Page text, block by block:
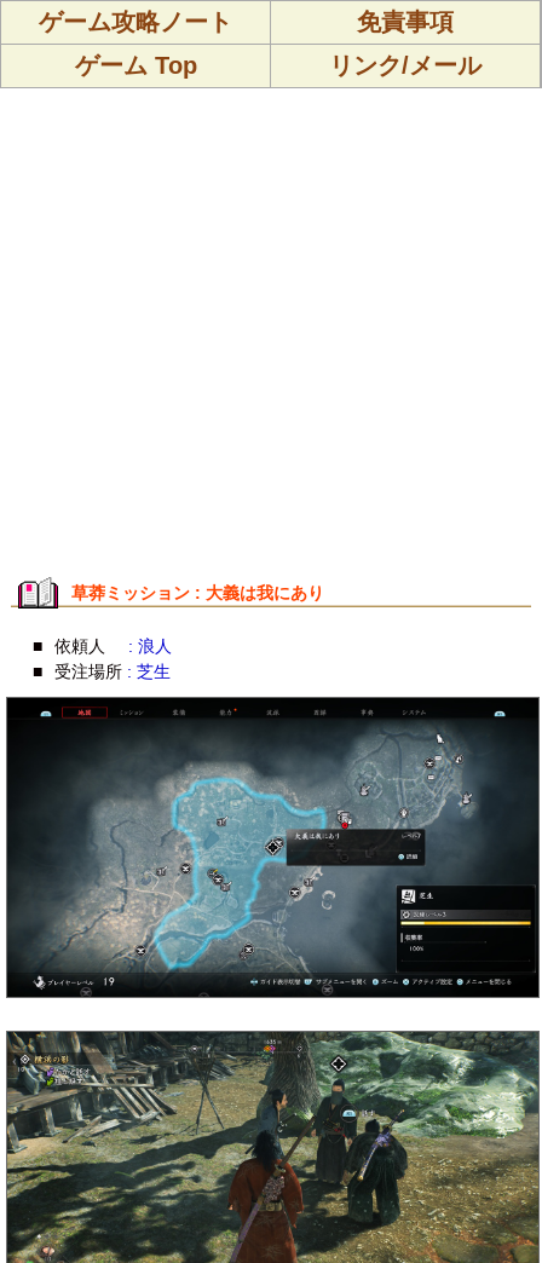
ゲーム攻略ノート
免責事項
ゲーム Top
リンク/メール
草莽ミッション : 大義は我にあり
■ 依頼人
: 浪人
■
受注場所 : 芝生